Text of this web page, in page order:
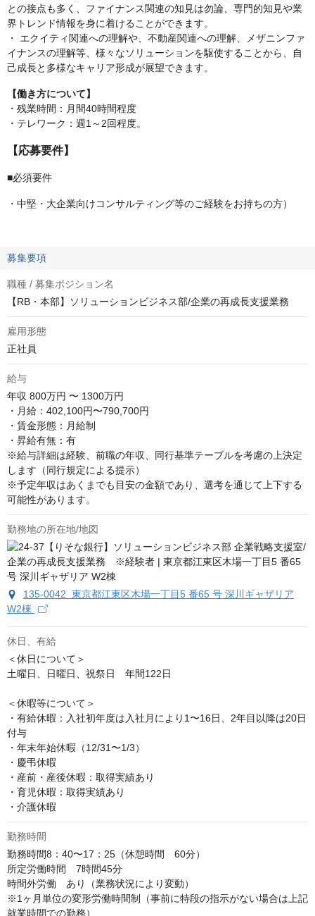
との接点も多く、ファイナンス関連の知見は勿論、専門的知見や業
界トレンド情報を身に着けることができます。
・ エクイティ関連への理解や、不動産関連への理解、メザニンファ
イナンスの理解等、様々なソリューションを駆使することから、自
己成長と多様なキャリア形成が展望できます。
【働き方について】
・残業時間：月間40時間程度
・テレワーク：週1～2回程度。
【応募要件】
■必須要件
・中堅・大企業向けコンサルティング等のご経験をお持ちの方）
募集要項
職種 / 募集ポジション名
【RB・本部】ソリューションビジネス部/企業の再成長支援業務
雇用形態
正社員
給与
年収 800万円 〜 1300万円
・月給：402,100円〜790,700円
・賃金形態：月給制
・昇給有無：有
※給与詳細は経験、前職の年収、同行基準テーブルを考慮の上決定
します（同行規定による提示）
※予定年収はあくまでも目安の金額であり、選考を通じて上下する
可能性があります。
勤務地の所在地/地図
135-0042 東京都江東区木場一丁目5 番65 号 深川ギャザリア
W2棟
休日、有給
＜休日について＞
土曜日、日曜日、祝祭日　年間122日
＜休暇等について＞
・有給休暇：入社初年度は入社月により1〜16日、2年目以降は20日
付与
・年末年始休暇（12/31〜1/3）
・慶弔休暇
・産前・産後休暇：取得実績あり
・育児休暇：取得実績あり
・介護休暇
勤務時間
勤務時間8：40〜17：25（休憩時間　60分）
所定労働時間　7時間45分
時間外労働　あり（業務状況により変動）
※1ヶ月単位の変形労働時間制（事前に特段の指示がない場合は上記
就業時間での勤務）